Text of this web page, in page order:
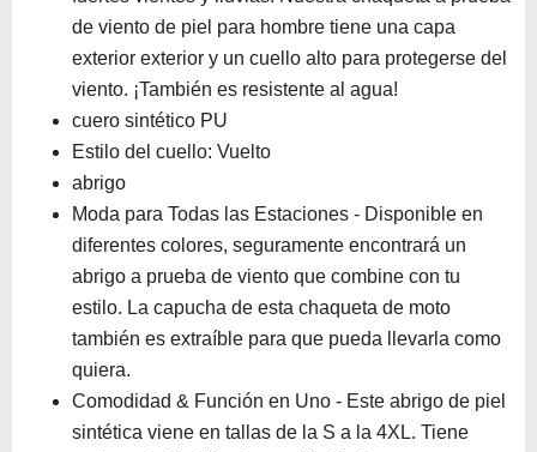
de viento de piel para hombre tiene una capa
exterior exterior y un cuello alto para protegerse del
viento. ¡También es resistente al agua!
cuero sintético PU
Estilo del cuello: Vuelto
abrigo
Moda para Todas las Estaciones - Disponible en
diferentes colores, seguramente encontrará un
abrigo a prueba de viento que combine con tu
estilo. La capucha de esta chaqueta de moto
también es extraíble para que pueda llevarla como
quiera.
Comodidad & Función en Uno - Este abrigo de piel
sintética viene en tallas de la S a la 4XL. Tiene